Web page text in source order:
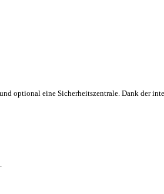
optional eine Sicherheitszentrale. Dank der